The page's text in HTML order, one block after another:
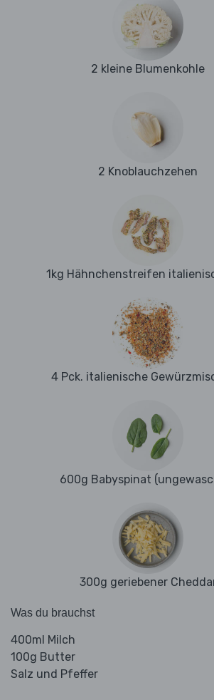
2 kleine Blumenkohle
2 Knoblauchzehen
1kg Hähnchenstreifen
4 Pck. italienische
600g Babyspinat
300g geriebener
Was du brauchst
400ml Milch
100g Butter
Salz und Pfeffer